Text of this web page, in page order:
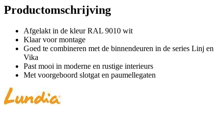
Productomschrijving
Afgelakt in de kleur RAL 9010 wit
Klaar voor montage
Goed te combineren met de binnendeuren in de series Linj en
Vika
Past mooi in moderne en rustige interieurs
Met voorgeboord slotgat en paumellegaten